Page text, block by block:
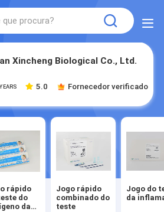
Xincheng Biological Co., Ltd.
5.0 Fornecedor verificado
rápido
do
da
Jogo rápido
combinado do
teste
Jogo do
da